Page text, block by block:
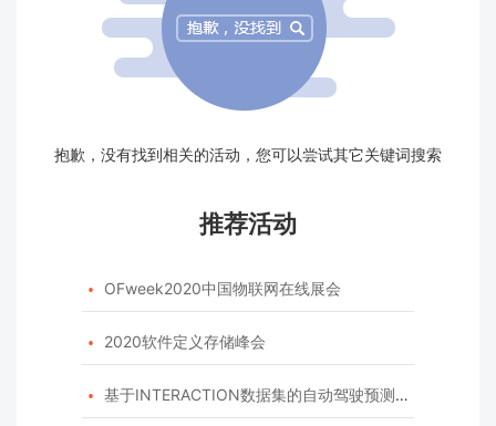
抱歉，没有找到相关的活动，您可以尝试其它关键词搜索
推荐活动
 OFweek2020中国物联网在线展会
 2020软件定义存储峰会
 基于INTERACTION数据集的自动驾驶预测模型挑战赛